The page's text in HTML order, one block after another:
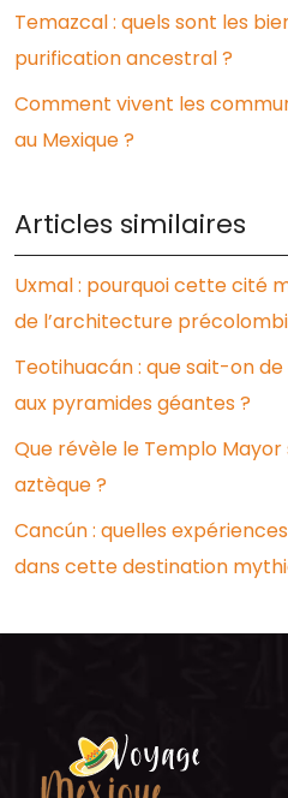
Temazcal : quels sont les
purification ancestral ?
Comment vivent les
au Mexique ?
Articles similaires
Uxmal : pourquoi cette cité
de l’architecture
Teotihuacán : que sait-on
aux pyramides géantes ?
Que révèle le Templo Mayor
aztèque ?
Cancún : quelles
dans cette destination